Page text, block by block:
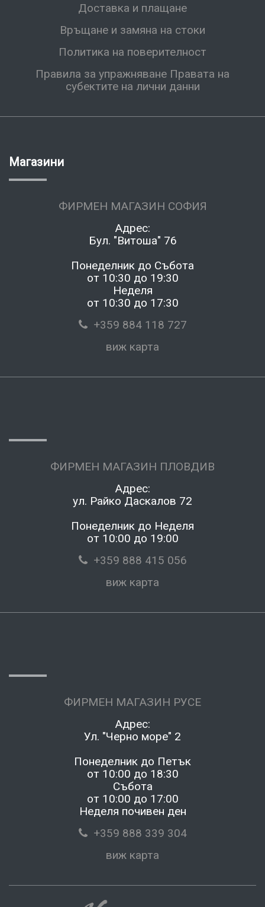
Доставка и плащане
Връщане и замяна на стоки
Политика на поверителност
Правила за упражняване Правата на
субектите на лични данни
Магазини
ФИРМЕН МАГАЗИН СОФИЯ
Адрес:
Бул. "Витоша" 76
Понеделник до Събота
от 10:30 до 19:30
Неделя
от 10:30 до 17:30
+359 884 118 727
виж карта
ФИРМЕН МАГАЗИН ПЛОВДИВ
Адрес:
ул. Райко Даскалов 72
Понеделник до Неделя
от 10:00 до 19:00
+359 888 415 056
виж карта
ФИРМЕН МАГАЗИН РУСЕ
Адрес:
Ул. "Черно море" 2
Понеделник до Петък
от 10:00 до 18:30
Събота
от 10:00 до 17:00
Неделя почивен ден
+359 888 339 304
виж карта